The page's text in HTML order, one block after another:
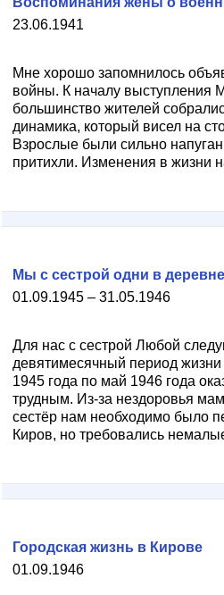
23.06.1941
Мне хорошо запомнилось
войны. К началу выступления
большинство жителей
динамика, который висел на
Взрослые были сильно
притихли. Изменения в жизни
01.09.1945 – 31.05.1946
Мы с сестрой одни в деревне
Для нас с сестрой Любой
девятимесячный период
1945 года по май 1946 года
трудным. Из-за нездоровья
сестёр нам необходимо было
Киров, но требовались
01.09.1946
Городская жизнь в Кирове